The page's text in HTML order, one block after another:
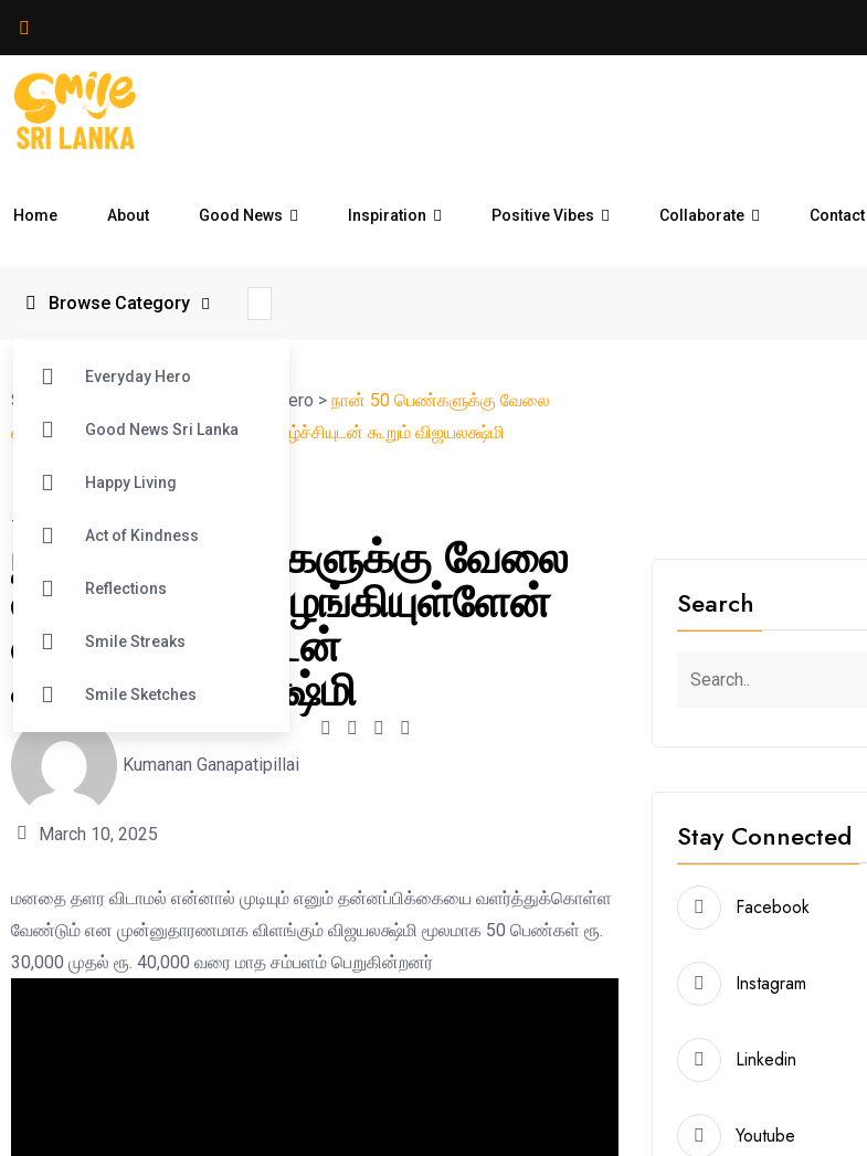
Home About Good News Inspiration Positive Vibes Collaborate Contact
Browse Category
Everyday Hero
Good News Sri Lanka
Happy Living
Act of Kindness
Reflections
Smile Streaks
Smile Sketches
Smile Sri Lanka Everyday Hero > நான் 50 பெண்களுக்கு வேலை
வாய்ப்புகளை வழங்கியுள்ளேன் என மகிழ்ச்சியுடன் கூறும் விஜயலக்ஷ்மி
#
நான் 50 பெண்களுக்கு வேலை
வாய்ப்புகளை வழங்கியுள்ளேன்
என மகிழ்ச்சியுடன்
கூறும் விஜயலக்ஷ்மி
Kumanan Ganapatipillai
March 10, 2025
மனதை தளர விடாமல் என்னால் முடியும் எனும் தன்னப்பிக்கையை வளர்த்துக்கொள்ள
வேண்டும் என முன்னுதாரணமாக விளங்கும் விஜயலக்ஷ்மி மூலமாக 50 பெண்கள் ரூ.
30,000 முதல் ரூ. 40,000 வரை மாத சம்பளம் பெறுகின்றனர்
Search
Stay Connected
Facebook
Instagram
Linkedin
Youtube